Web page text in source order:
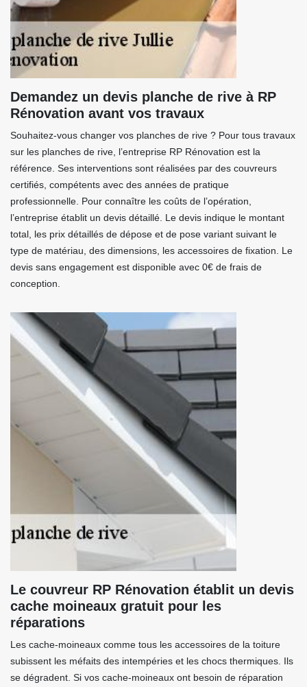
Demandez un devis planche de rive à RP
Rénovation avant vos travaux
Souhaitez-vous changer vos planches de rive ? Pour tous travaux
sur les planches de rive, l’entreprise RP Rénovation est la
référence. Ses interventions sont réalisées par des couvreurs
certifiés, compétents avec des années de pratique
professionnelle. Pour connaître les coûts de l’opération,
l’entreprise établit un devis détaillé. Le devis indique le montant
total, les prix détaillés de dépose et de pose variant suivant le
type de matériau, des dimensions, les accessoires de fixation. Le
devis sans engagement est disponible avec 0€ de frais de
conception.
Le couvreur RP Rénovation établit un devis
cache moineaux gratuit pour les
réparations
Les cache-moineaux comme tous les accessoires de la toiture
subissent les méfaits des intempéries et les chocs thermiques. Ils
se dégradent. Si vos cache-moineaux ont besoin de réparation